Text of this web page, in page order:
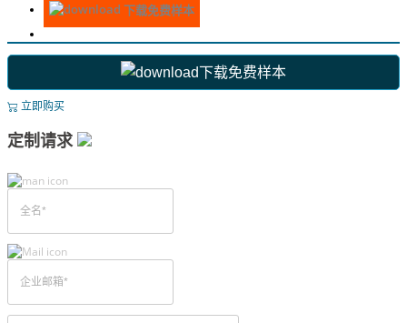
下载免费样本
下载免费样本
立即购买
定制请求